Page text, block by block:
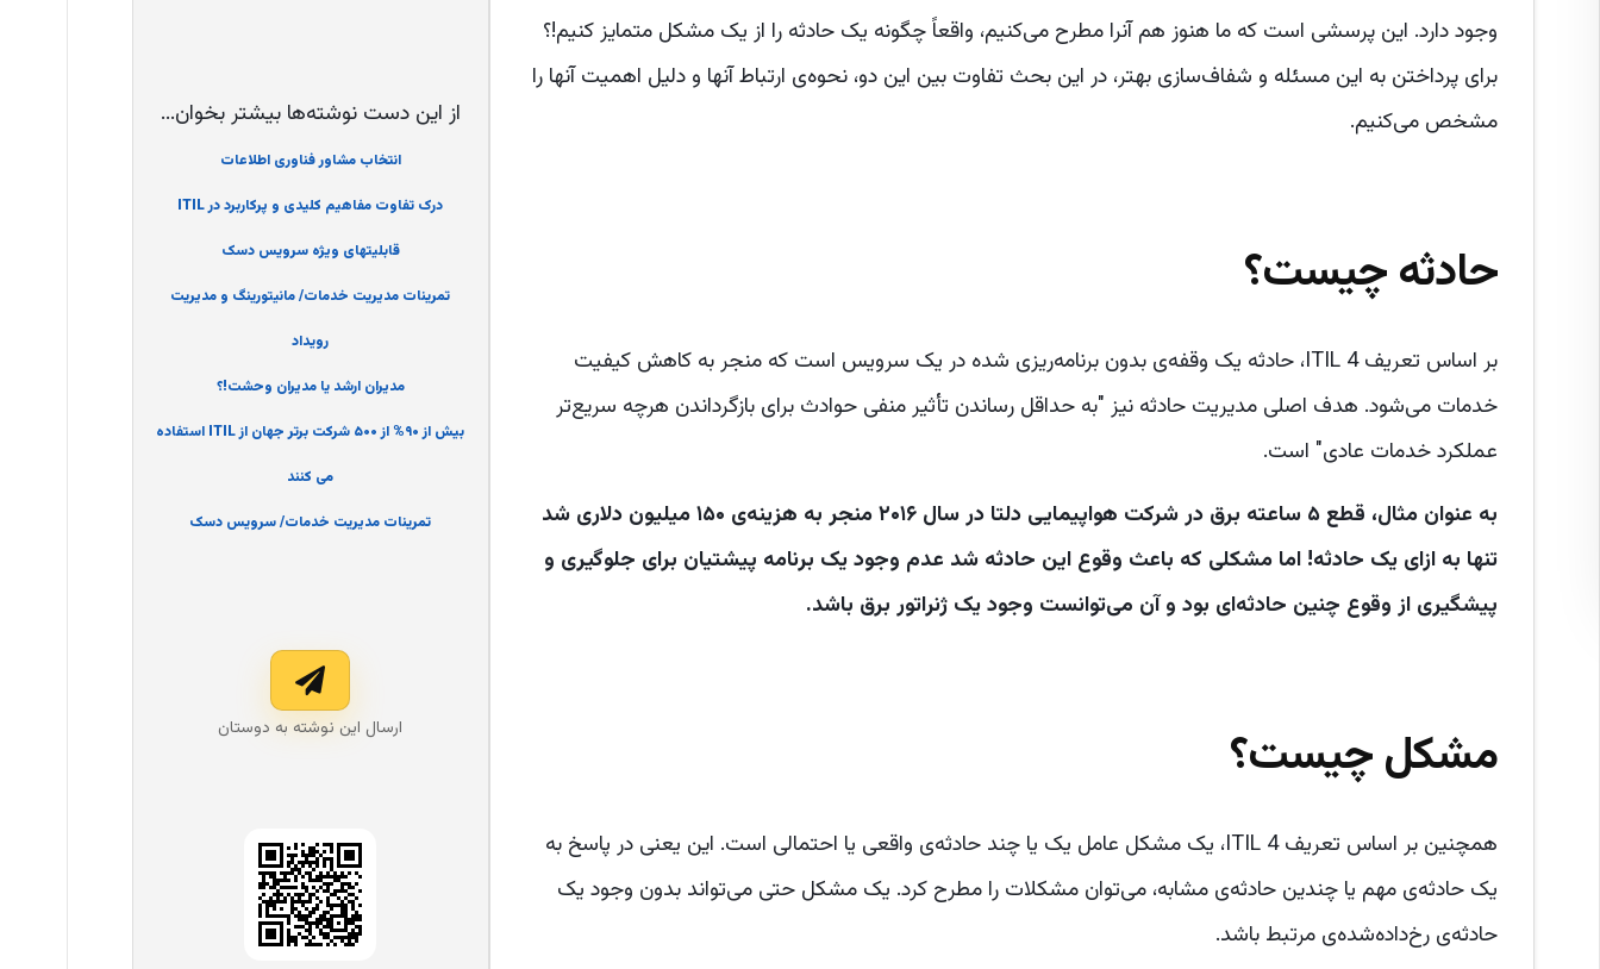
وجود دارد. این پرسشی است که ما هنوز هم آنرا مطرح می‌کنیم، واقعاً چگونه یک حادثه را از یک مشکل متمایز کنیم!؟
برای پرداختن به این مسئله و شفاف‌سازی بهتر، در این بحث تفاوت بین این دو، نحوه‌ی ارتباط آنها و دلیل اهمیت آنها را
مشخص می‌کنیم.
حادثه چیست؟
بر اساس تعریف ITIL 4، حادثه یک وقفه‌ی بدون برنامه‌ریزی شده در یک سرویس است که منجر به کاهش کیفیت
خدمات می‌شود. هدف اصلی مدیریت حادثه نیز "به حداقل رساندن تأثیر منفی حوادث برای بازگرداندن هرچه سریع‌تر
عملکرد خدمات عادی" است.
به عنوان مثال، قطع ۵ ساعته برق در شرکت هواپیمایی دلتا در سال ۲۰۱۶ منجر به هزینه‌ی ۱۵۰ میلیون دلاری شد
تنها به ازای یک حادثه! اما مشکلی که باعث وقوع این حادثه شد عدم وجود یک برنامه پیشتیان برای جلوگیری و
پیشگیری از وقوع چنین حادثه‌ای بود و آن می‌توانست وجود یک ژنراتور برق باشد.
مشکل چیست؟
همچنین بر اساس تعریف ITIL 4، یک مشکل عامل یک یا چند حادثه‌ی واقعی یا احتمالی است. این یعنی در پاسخ به
یک حادثه‌ی مهم یا چندین حادثه‌ی مشابه، می‌توان مشکلات را مطرح کرد. یک مشکل حتی می‌تواند بدون وجود یک
حادثه‌ی رخ‌داده‌شده‌ی مرتبط باشد.
از این دست نوشته‌ها بیشتر بخوان...
انتخاب مشاور فناوری اطلاعات
درک تفاوت مفاهیم کلیدی و پرکاربرد در ITIL
قابلیتهای ویژه سرویس دسک
تمرینات مدیریت خدمات/ مانیتورینگ و مدیریت
رویداد
مدیران ارشد یا مدیران وحشت!؟
بیش از ۹۰% از ۵۰۰ شرکت برتر جهان از ITIL استفاده
می کنند
تمرینات مدیریت خدمات/ سرویس دسک
ارسال این نوشته به دوستان‌